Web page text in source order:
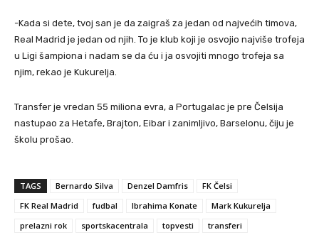
-Kada si dete, tvoj san je da zaigraš za jedan od najvećih timova,
Real Madrid je jedan od njih. To je klub koji je osvojio najviše trofeja
u Ligi šampiona i nadam se da ću i ja osvojiti mnogo trofeja sa
njim, rekao je Kukurelja.
Transfer je vredan 55 miliona evra, a Portugalac je pre Čelsija
nastupao za Hetafe, Brajton, Eibar i zanimljivo, Barselonu, čiju je
školu prošao.
TAGS Bernardo Silva Denzel Damfris
FK Čelsi
FK Real Madrid
fudbal Ibrahima Konate
Mark Kukurelja
prelazni rok
sportskacentrala topvesti transferi